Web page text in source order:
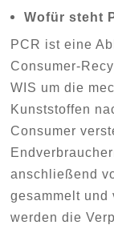
Wofür steht
PCR ist eine
Consumer-
WIS um die
Kunststoffen
Consumer
anschließend
gesammelt und
werden die